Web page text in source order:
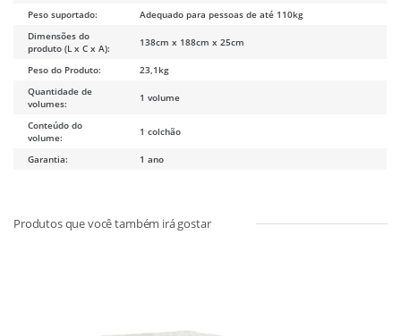
Peso suportado:
Adequado para pessoas de até 110kg
Dimensões do
produto (L x C x A):
138cm x 188cm x 25cm
Peso do Produto:
23,1kg
Quantidade de
volumes:
1 volume
Conteúdo do
volume:
1 colchão
Garantia: 1 ano